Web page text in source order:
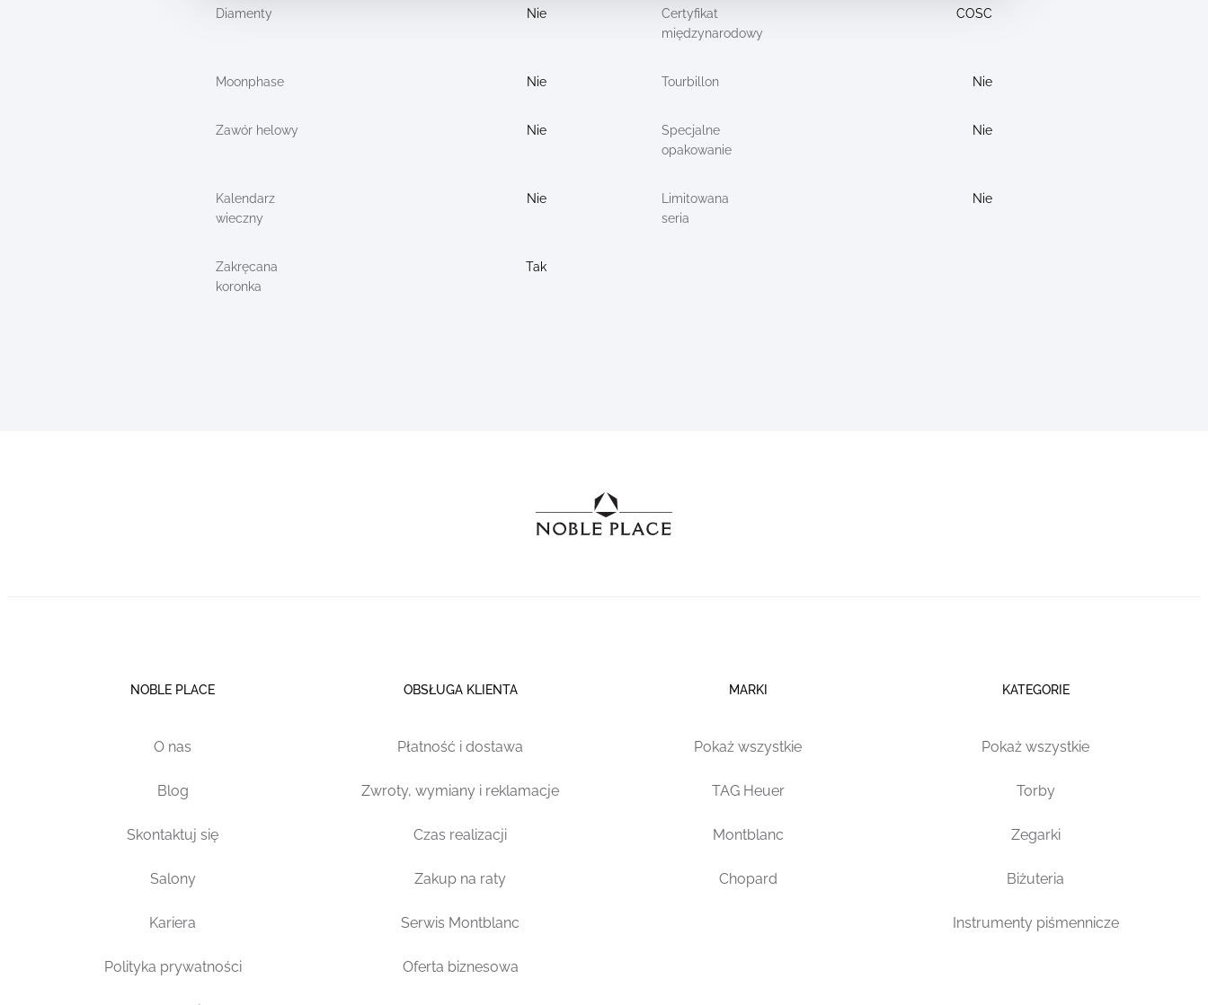
Diamenty Nie
Certyfikat
międzynarodowy
COSC
Moonphase Nie Tourbillon Nie
Zawór helowy Nie
Specjalne
opakowanie
Nie
Kalendarz
wieczny
Nie
Limitowana
seria
Nie
Zakręcana
koronka
Tak
NOBLE PLACE
O nas
Blog
Skontaktuj się
Salony
Kariera
Polityka prywatności
OBSŁUGA KLIENTA
Płatność i dostawa
Zwroty, wymiany i reklamacje
Czas realizacji
Zakup na raty
Serwis Montblanc
Oferta biznesowa
MARKI
Pokaż wszystkie
TAG Heuer
Montblanc
Chopard
KATEGORIE
Pokaż wszystkie
Torby
Zegarki
Biżuteria
Instrumenty piśmennicze